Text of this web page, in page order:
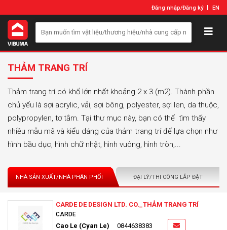
Đăng nhập/Đăng ký EN
THẢM TRANG TRÍ
Thảm trang trí có khổ lớn nhất khoảng 2 x 3 (m2). Thành phần
chủ yếu là sợi acrylic, vải, sợi bông, polyester, sợi len, da thuộc,
polypropylen, tơ tằm. Tại thư mục này, bạn có thể tìm thấy
nhiều mẫu mã và kiểu dáng của thảm trang trí để lựa chọn như
hình bầu dục, hình chữ nhật, hình vuông, hình tròn,...
NHÀ SẢN XUẤT/NHÀ PHÂN PHỐI ĐẠI LÝ/THI CÔNG LẮP ĐẶT
CARDE DE DESIGN LTD. CO._THẢM TRANG TRÍ
CARDE
Cao Le (Cyan Le) 0844638383